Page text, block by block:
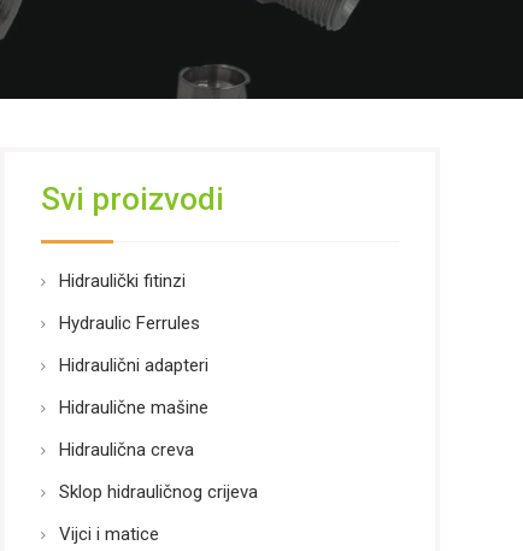
Svi proizvodi
Hidraulički fitinzi
Hydraulic Ferrules
Hidraulični adapteri
Hidraulične mašine
Hidraulična creva
Sklop hidrauličnog crijeva
Vijci i matice